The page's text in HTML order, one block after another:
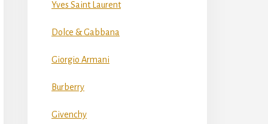
Yves Saint Laurent
Dolce & Gabbana
Giorgio Armani
Burberry
Givenchy